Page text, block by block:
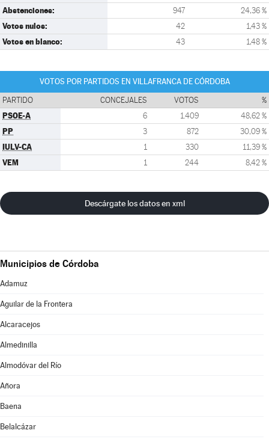
Abstenciones: 947 24,36 %
Votos nulos: 42 1,43 %
Votos en blanco: 43 1,48 %
VOTOS POR PARTIDOS EN VILLAFRANCA DE CÓRDOBA
PARTIDO CONCEJALES VOTOS %
PSOE-A 6 1.409 48,62 %
PP 3 872 30,09 %
IULV-CA 1 330 11,39 %
VEM 1 244 8,42 %
Descárgate los datos en xml
Municipios de Córdoba
Adamuz
Aguilar de la Frontera
Alcaracejos
Almedinilla
Almodóvar del Río
Añora
Baena
Belalcázar